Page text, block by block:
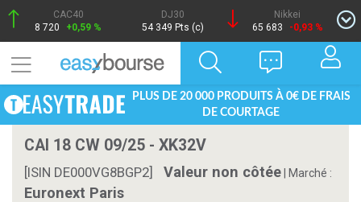
CAC40
8 720
+0,59 %
DJ30
54 349 Pts (c)
Nikkei
65 683
-0,93 %
PLUS DE 20 000 PRODUITS À 0€ DE FRAIS
DE COURTAGE
CAI 18 CW 09/25 - XK32V
[ISIN DE000VG8BGP2] Valeur non côtée Marché :
Euronext Paris